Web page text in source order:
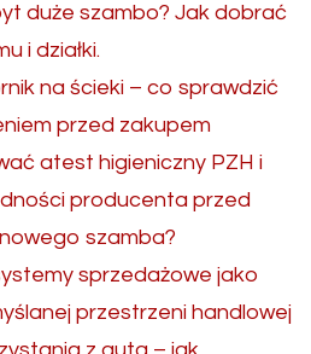
duże szambo? Jak dobrać
i działki.
na ścieki – co sprawdzić
przed zakupem
atest higieniczny PZH i
producenta przed
szamba?
sprzedażowe jako
przestrzeni handlowej